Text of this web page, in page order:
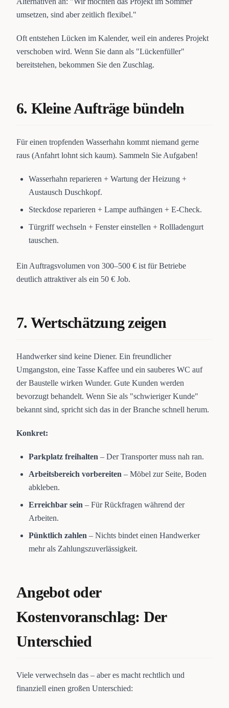
umsetzen, sind aber zeitlich flexibel."
Oft entstehen Lücken im Kalender, weil ein anderes Projekt
verschoben wird. Wenn Sie dann als "Lückenfüller"
bereitstehen, bekommen Sie den Zuschlag.
6. Kleine Aufträge bündeln
Für einen tropfenden Wasserhahn kommt niemand gerne
raus (Anfahrt lohnt sich kaum). Sammeln Sie Aufgaben!
Wasserhahn reparieren + Wartung der Heizung +
Austausch Duschkopf.
Steckdose reparieren + Lampe aufhängen + E-Check.
Türgriff wechseln + Fenster einstellen + Rollladengurt
tauschen.
Ein Auftragsvolumen von 300–500 € ist für Betriebe
deutlich attraktiver als ein 50 € Job.
7. Wertschätzung zeigen
Handwerker sind keine Diener. Ein freundlicher
Umgangston, eine Tasse Kaffee und ein sauberes WC auf
der Baustelle wirken Wunder. Gute Kunden werden
bevorzugt behandelt. Wenn Sie als "schwieriger Kunde"
bekannt sind, spricht sich das in der Branche schnell herum.
Konkret:
Parkplatz freihalten – Der Transporter muss nah ran.
Arbeitsbereich vorbereiten – Möbel zur Seite, Boden
abkleben.
Erreichbar sein – Für Rückfragen während der
Arbeiten.
Pünktlich zahlen – Nichts bindet einen Handwerker
mehr als Zahlungszuverlässigkeit.
Angebot oder
Kostenvoranschlag: Der
Unterschied
Viele verwechseln das – aber es macht rechtlich und
finanziell einen großen Unterschied: